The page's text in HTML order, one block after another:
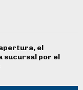
apertura, el
sucursal por el